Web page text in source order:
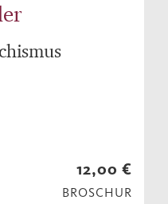
12,00 €
BROSCHUR